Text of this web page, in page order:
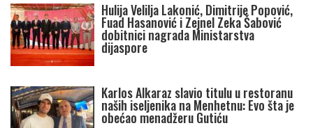
Hulija Velilja Lakonić, Dimitrije Popović,
Fuad Hasanović i Zejnel Zeka Šabović
dobitnici nagrada Ministarstva
dijaspore
Karlos Alkaraz slavio titulu u restoranu
naših iseljenika na Menhetnu: Evo šta je
obećao menadžeru Gutiću